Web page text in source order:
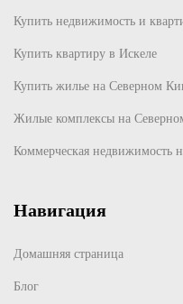
Купить недвижимость и
Купить квартиру в Искеле
Купить жилье на Северном
Жилые комплексы на
Коммерческая недвижимость
Навигация
Домашняя страница
Блог